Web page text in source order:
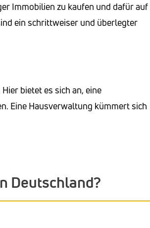
Immobilien zu kaufen und dafür auf
ein schrittweiser und überlegter
bietet es sich an, eine
Eine Hausverwaltung kümmert sich
Deutschland?